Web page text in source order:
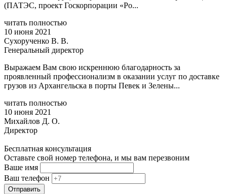
(ПАТЭС, проект Госкорпорации «Ро...
читать полностью
10 июня 2021
Сухорученко В. В.
Генеральный директор
Выражаем Вам свою искреннюю благодарность за
проявленный профессионализм в оказании услуг по доставке
грузов из Архангельска в порты Певек и Зелены...
читать полностью
10 июня 2021
Михайлов Д. О.
Директор
Бесплатная консультация
Оставьте свой номер телефона, и мы вам перезвоним
Ваше имя
Ваш телефон
Отправить